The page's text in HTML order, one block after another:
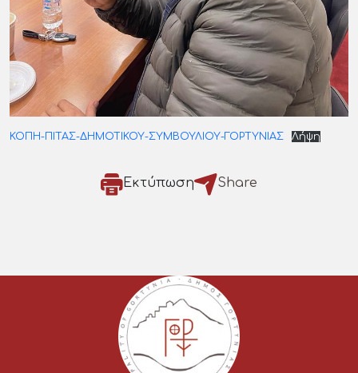
ΚΟΠΗ-ΠΙΤΑΣ-ΔΗΜΟΤΙΚΟΥ-ΣΥΜΒΟΥΛΙΟΥ-ΓΟΡΤΥΝΙΑΣ Λήψη
Εκτύπωση Share